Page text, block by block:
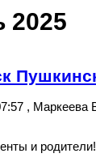
2025
, Маркеева
и родители!